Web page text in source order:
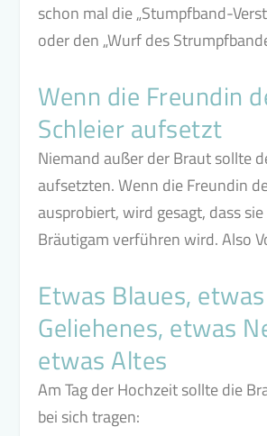
schon mal die „Stumpfband-
oder den „Wurf des
Wenn die Freundin
Schleier aufsetzt
Niemand außer der Braut sollte
aufsetzten. Wenn die Freundin
ausprobiert, wird gesagt, dass
Bräutigam verführen wird. Also
Etwas Blaues, etwas
Geliehenes, etwas
etwas Altes
Am Tag der Hochzeit sollte die
bei sich tragen: